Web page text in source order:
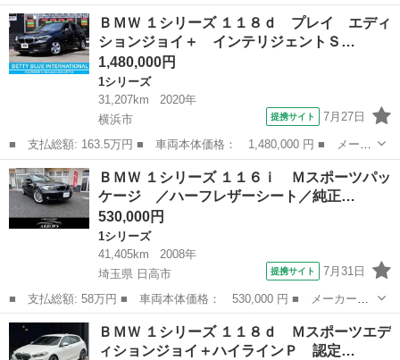
ー名： ＢＭＷ ■ 車種名： １シリーズ ■ グレード名： １１８
ｄ Ｍスポーツ ワンオーナ／パーキングアシスト／シートヒータ
ー ■ ...
神奈川 相模原市 1シリーズ
ＢＭＷ １シリーズ １１８ｄ プレイ エディ
ションジョイ＋ インテリジェントＳ…
1,480,000円
1シリーズ
31,207km
2020年
横浜市
提携サイト 7月27日
■ 支払総額: 163.5万円 ■ 車両本体価格： 1,480,000 円 ■ メーカ
ー名： ＢＭＷ ■ 車種名： １シリーズ ■ グレード名： １１８
ｄ プレイ エディションジョイ＋ インテリジェントＳ Ｐシー
ト 純正Ｈ...
神奈川 横浜市
ＢＭＷ １シリーズ １１６ｉ Ｍスポーツパッ
ケージ ／ハーフレザーシート／純正…
530,000円
1シリーズ
41,405km
2008年
埼玉県 日高市
提携サイト 7月31日
■ 支払総額: 58万円 ■ 車両本体価格： 530,000 円 ■ メーカー
名： ＢＭＷ ■ 車種名： １シリーズ ■ グレード名： １１６
ｉ Ｍスポーツパッケージ ／ハーフレザーシート／純正オーディオ
ＣＤ・ラジオ・ＡＵ...
埼玉 日高市
ＢＭＷ １シリーズ １１８ｄ Ｍスポーツエデ
ィションジョイ＋ハイラインＰ 認定…